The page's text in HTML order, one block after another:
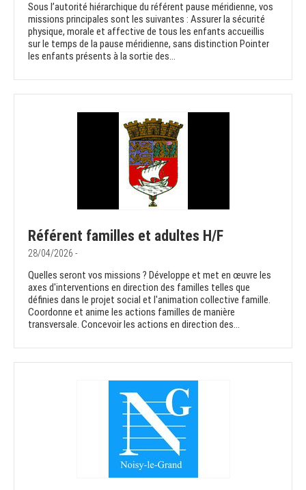
Sous l’autorité hiérarchique du référent pause méridienne, vos
missions principales sont les suivantes : Assurer la sécurité
physique, morale et affective de tous les enfants accueillis
sur le temps de la pause méridienne, sans distinction Pointer
les enfants présents à la sortie des...
Référent familles et adultes H/F
28/04/2026 -
Quelles seront vos missions ? Développe et met en œuvre les
axes d'interventions en direction des familles telles que
définies dans le projet social et l'animation collective famille.
Coordonne et anime les actions familles de manière
transversale. Concevoir les actions en direction des...